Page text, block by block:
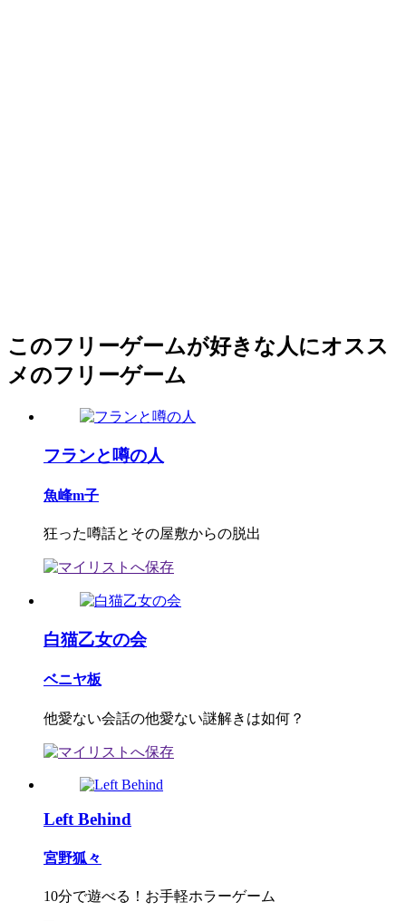
このフリーゲームが好きな人にオスス
メのフリーゲーム
フランと噂の人
魚峰m子
狂った噂話とその屋敷からの脱出
白猫乙女の会
ベニヤ板
他愛ない会話の他愛ない謎解きは如何？
Left Behind
宮野狐々
10分で遊べる！お手軽ホラーゲーム